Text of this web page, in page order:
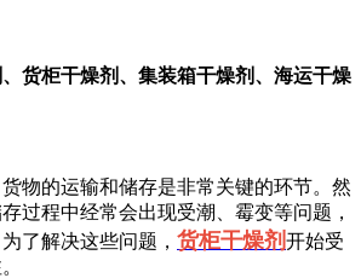
货柜干燥剂、集装箱干燥剂、海运干燥
的运输和储存是非常关键的环节。然
过程中经常会出现受潮、霉变等问题，
了解决这些问题， 货柜干燥剂开始受